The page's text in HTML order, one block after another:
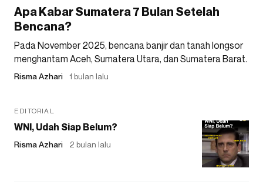
Apa Kabar Sumatera 7 Bulan Setelah
Bencana?
Pada November 2025, bencana banjir dan tanah longsor
menghantam Aceh, Sumatera Utara, dan Sumatera Barat.
Risma Azhari 1 bulan lalu
EDITORIAL
WNI, Udah Siap Belum?
Risma Azhari 2 bulan lalu